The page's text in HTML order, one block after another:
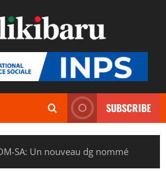
SUBSCRIBE
SA: Un nouveau dg nommé